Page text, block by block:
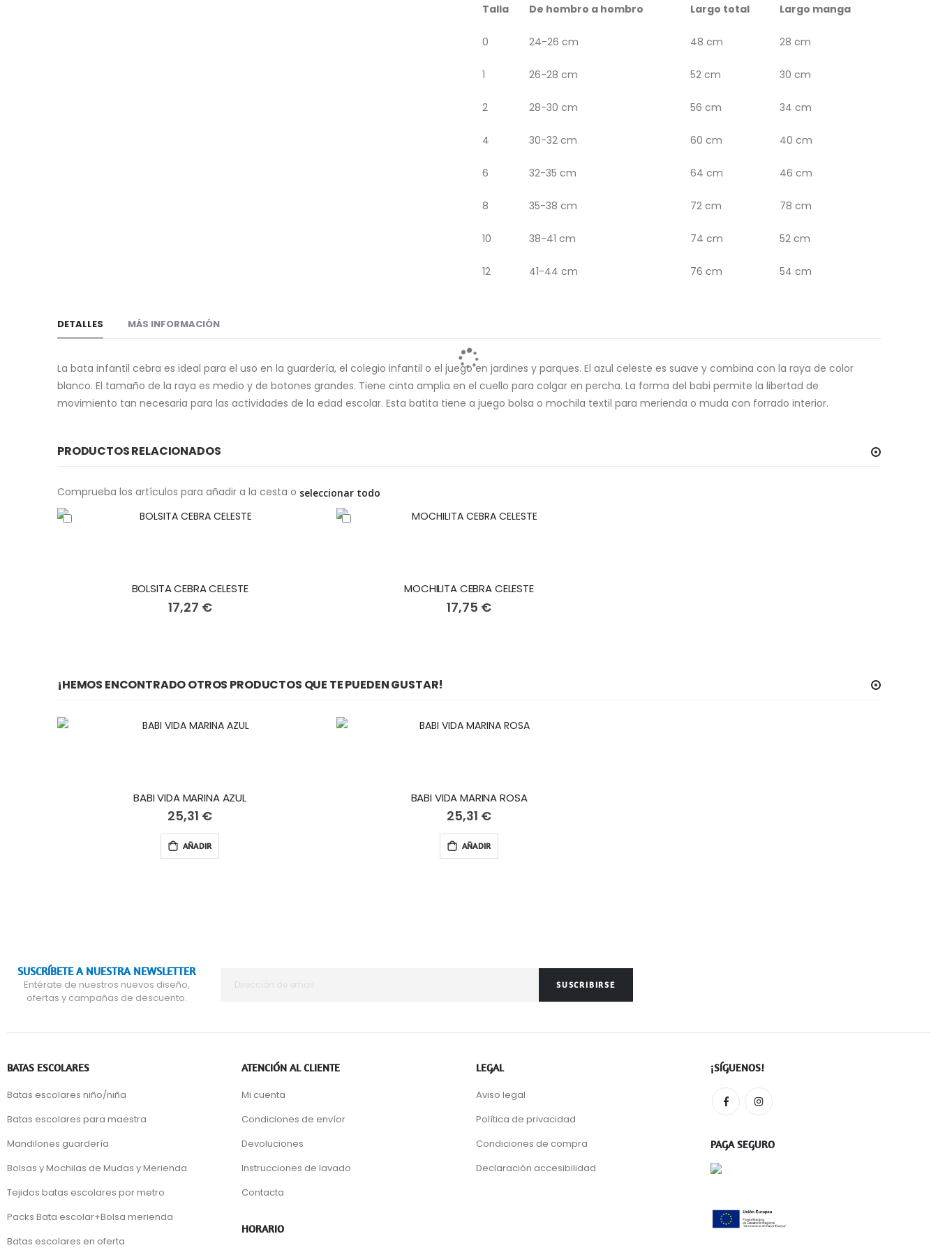
Talla De hombro a hombro Largo total Largo manga
0 24-26 cm 48 cm 28 cm
1 26-28 cm 52 cm 30 cm
2 28-30 cm 56 cm 34 cm
4 30-32 cm 60 cm 40 cm
6 32-35 cm 64 cm 46 cm
8 35-38 cm 72 cm 78 cm
10 38-41 cm 74 cm 52 cm
12 41-44 cm 76 cm 54 cm
DETALLES
La bata infantil cebra es ideal para el uso en la guardería, el colegio infantil o el juego en jardines y parques. El azul celeste es suave y combina con la raya de color
blanco. El tamaño de la raya es medio y de botones grandes. Tiene cinta amplia en el cuello para colgar en percha. La forma del babi permite la libertad de
movimiento tan necesaria para las actividades de la edad escolar. Esta batita tiene a juego bolsa o mochila textil para merienda o muda con forrado interior.
MÁS INFORMACIÓN
PRODUCTOS RELACIONADOS
Comprueba los artículos para añadir a la cesta o seleccionar todo
BOLSITA CEBRA CELESTE
17,27 €
MOCHILITA CEBRA CELESTE
17,75 €
¡HEMOS ENCONTRADO OTROS PRODUCTOS QUE TE PUEDEN GUSTAR!
BABI VIDA MARINA AZUL
25,31 €
AÑADIR
BABI VIDA MARINA ROSA
25,31 €
AÑADIR
SUSCRÍBETE A NUESTRA NEWSLETTER
Entérate de nuestros nuevos diseño,
ofertas y campañas de descuento.
SUSCRIBIRSE
BATAS ESCOLARES
Batas escolares niño/niña
Batas escolares para maestra
Mandilones guardería
Bolsas y Mochilas de Mudas y Merienda
Tejidos batas escolares por metro
Packs Bata escolar+Bolsa merienda
Batas escolares en oferta
ATENCIÓN AL CLIENTE
Mi cuenta
Condiciones de envíor
Devoluciones
Instrucciones de lavado
Contacta
HORARIO
LEGAL
Aviso legal
Política de privacidad
Condiciones de compra
Declaración accesibilidad
¡SÍGUENOS!
PAGA SEGURO